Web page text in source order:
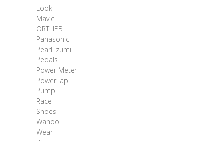
Look
Mavic
ORTLIEB
Panasonic
Pearl Izumi
Pedals
Power Meter
PowerTap
Pump
Race
Shoes
Wahoo
Wear